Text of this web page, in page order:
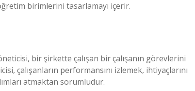
birimlerini tasarlamayı içerir.
bir şirkette çalışan bir çalışanın görevlerini
çalışanların performansını izlemek, ihtiyaçlarını
atmaktan sorumludur.